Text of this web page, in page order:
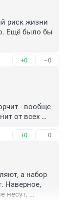
риск жизни
Ещё было бы
+0 –0
- вообще
от всех
+0 –0
а набор
Наверное,
несут,